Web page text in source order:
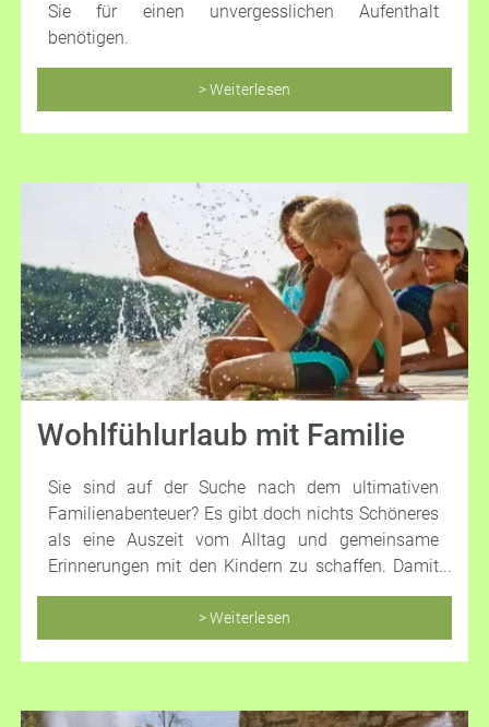
Sie für einen unvergesslichen Aufenthalt
benötigen.
> Weiterlesen
Wohlfühlurlaub mit Familie
Sie sind auf der Suche nach dem ultimativen
Familienabenteuer? Es gibt doch nichts Schöneres
als eine Auszeit vom Alltag und gemeinsame
Erinnerungen mit den Kindern zu schaffen. Damit
im wohlverdienten Urlaub jeder auf seine Kosten
kommt – sowohl die Schützlinge als auch die
Eltern, haben wir hier einige spannende Tipps und
> Weiterlesen